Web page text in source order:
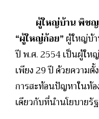
ผู้ใหญ่บ้าน พิชญ
“ผู้ใหญ่ก้อย” ผู้ใหญ่บ้
ปี พ.ศ. 2554 เป็นผู้ใ
เพียง 29 ปี ด้วยความตั้
การสะท้อนปัญหาในท้
เดียวกับที่นำนโยบาย